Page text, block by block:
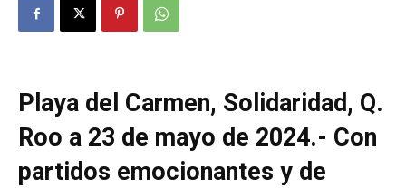
Playa del Carmen, Solidaridad, Q.
Roo a 23 de mayo de 2024.- Con
partidos emocionantes y de